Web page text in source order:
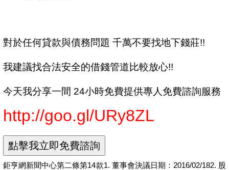
對於任何貸款與債務問題 千萬不要找地下錢莊!!
我建議找合法安全的借錢管道比較放心!!
今天我分享一間 24小時免費提供專人免費諮詢服務
http://goo.gl/URy8ZL
鉅亨網新聞中心第二條第14款1. 董事會決議日期：2016/02/182. 股